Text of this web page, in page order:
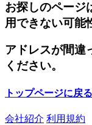
お探しのページ
用できない可能
アドレスが間違
ください。
トップページに戻る
会社紹介 利用規約